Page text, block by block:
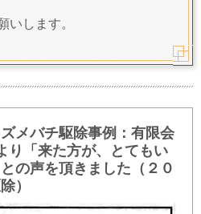
いします。
ズメバチ駆除事例：有限会
り「来た方が、とてもい
の声を頂きました（２０
）